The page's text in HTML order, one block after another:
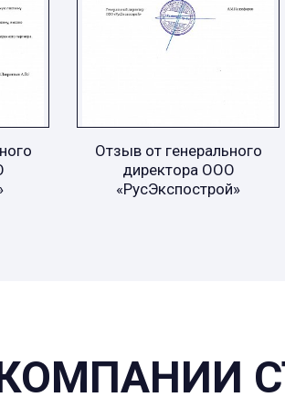
Отзыв от генерального
директора ООО
«РусЭкспострой»